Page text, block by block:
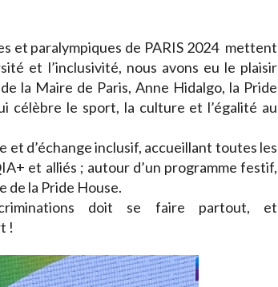
et paralympiques de PARIS 2024 mettent
et l’inclusivité, nous avons eu le plaisir
la Maire de Paris, Anne Hidalgo, la Pride
célèbre le sport, la culture et l’égalité au
d’échange inclusif, accueillant toutes les
et alliés ; autour d’un programme festif,
de la Pride House.
doit se faire partout, et
!